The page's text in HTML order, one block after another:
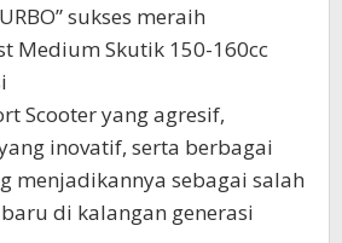
sukses meraih
Medium Skutik 150-160cc
Scooter yang agresif,
inovatif, serta berbagai
menjadikannya sebagai salah
di kalangan generasi